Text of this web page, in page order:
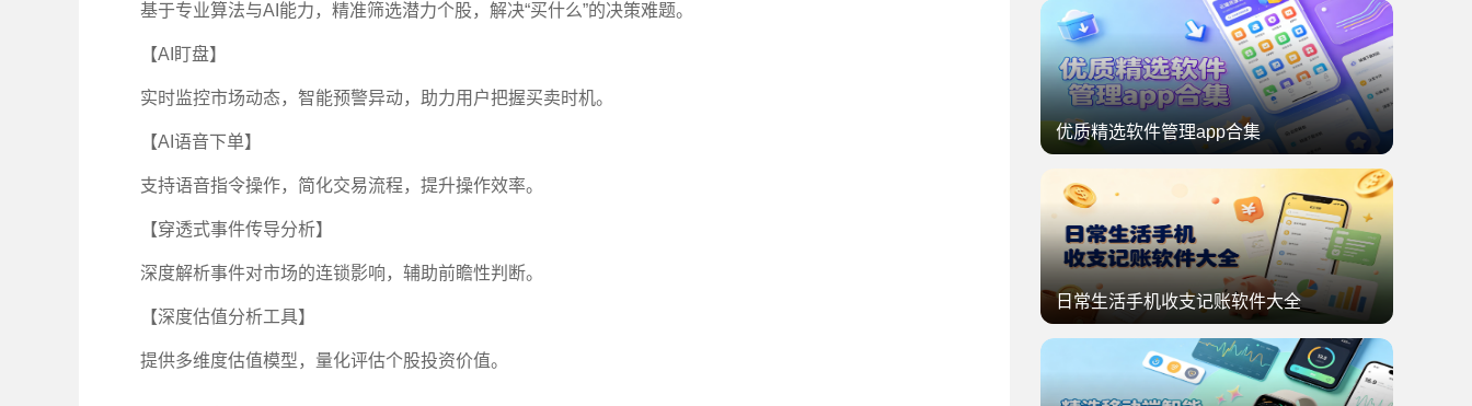
基于专业算法与AI能力，精准筛选潜力个股，解决“买什么”的决策难题。
【AI盯盘】
实时监控市场动态，智能预警异动，助力用户把握买卖时机。
【AI语音下单】
支持语音指令操作，简化交易流程，提升操作效率。
【穿透式事件传导分析】
深度解析事件对市场的连锁影响，辅助前瞻性判断。
【深度估值分析工具】
提供多维度估值模型，量化评估个股投资价值。
优质精选软件管理app合集
日常生活手机收支记账软件大全